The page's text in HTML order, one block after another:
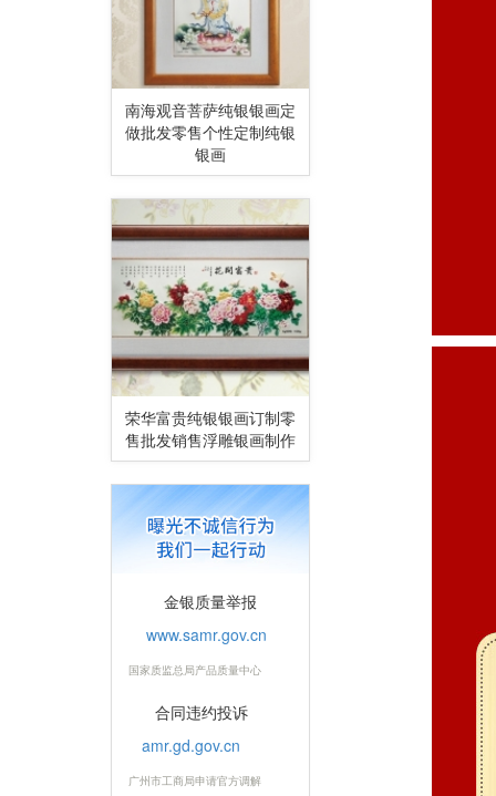
南海观音菩萨纯银银画定
做批发零售个性定制纯银
银画
荣华富贵纯银银画订制零
售批发销售浮雕银画制作
金银质量举报
www.samr.gov.cn
国家质监总局产品质量中心
合同违约投诉
amr.gd.gov.cn
广州市工商局申请官方调解